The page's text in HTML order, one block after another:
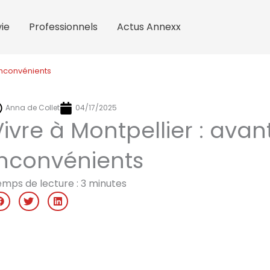
Professionnels Actus Annexx
Anna de Collet 04/17/2025
à Montpellier :
de lecture : 3 minutes